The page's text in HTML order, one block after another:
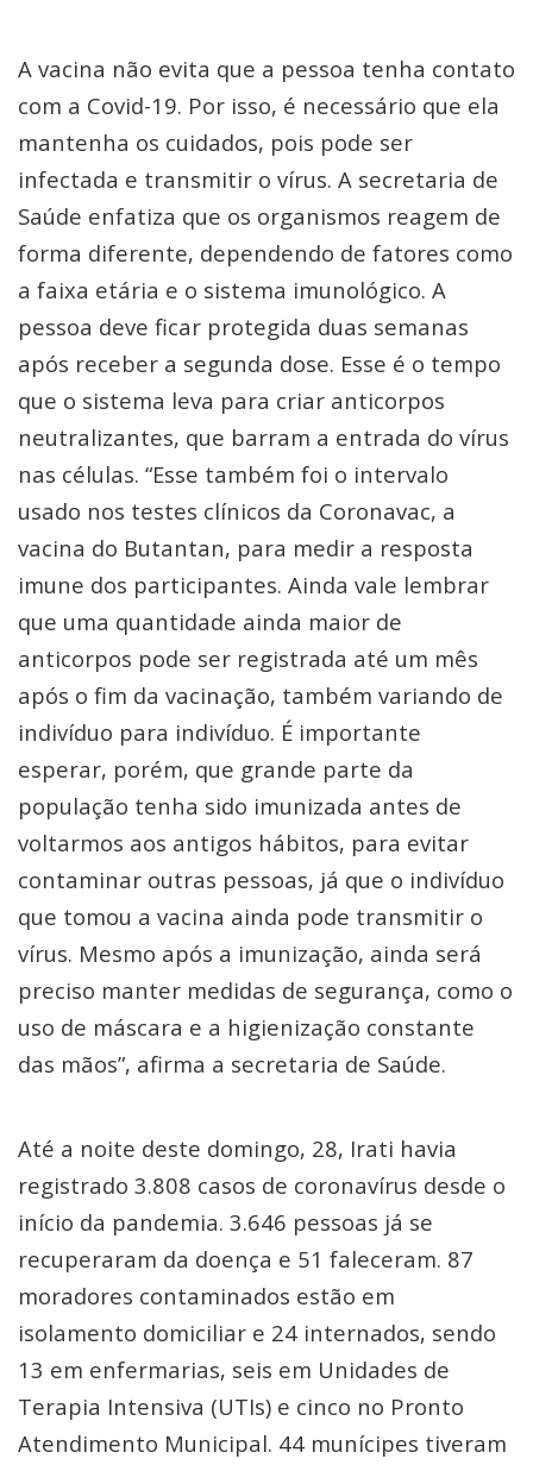
A vacina não evita que a pessoa tenha contato
com a Covid-19. Por isso, é necessário que ela
mantenha os cuidados, pois pode ser
infectada e transmitir o vírus. A secretaria de
Saúde enfatiza que os organismos reagem de
forma diferente, dependendo de fatores como
a faixa etária e o sistema imunológico. A
pessoa deve ficar protegida duas semanas
após receber a segunda dose. Esse é o tempo
que o sistema leva para criar anticorpos
neutralizantes, que barram a entrada do vírus
nas células. “Esse também foi o intervalo
usado nos testes clínicos da Coronavac, a
vacina do Butantan, para medir a resposta
imune dos participantes. Ainda vale lembrar
que uma quantidade ainda maior de
anticorpos pode ser registrada até um mês
após o fim da vacinação, também variando de
indivíduo para indivíduo. É importante
esperar, porém, que grande parte da
população tenha sido imunizada antes de
voltarmos aos antigos hábitos, para evitar
contaminar outras pessoas, já que o indivíduo
que tomou a vacina ainda pode transmitir o
vírus. Mesmo após a imunização, ainda será
preciso manter medidas de segurança, como o
uso de máscara e a higienização constante
das mãos”, afirma a secretaria de Saúde.
Até a noite deste domingo, 28, Irati havia
registrado 3.808 casos de coronavírus desde o
início da pandemia. 3.646 pessoas já se
recuperaram da doença e 51 faleceram. 87
moradores contaminados estão em
isolamento domiciliar e 24 internados, sendo
13 em enfermarias, seis em Unidades de
Terapia Intensiva (UTIs) e cinco no Pronto
Atendimento Municipal. 44 munícipes tiveram